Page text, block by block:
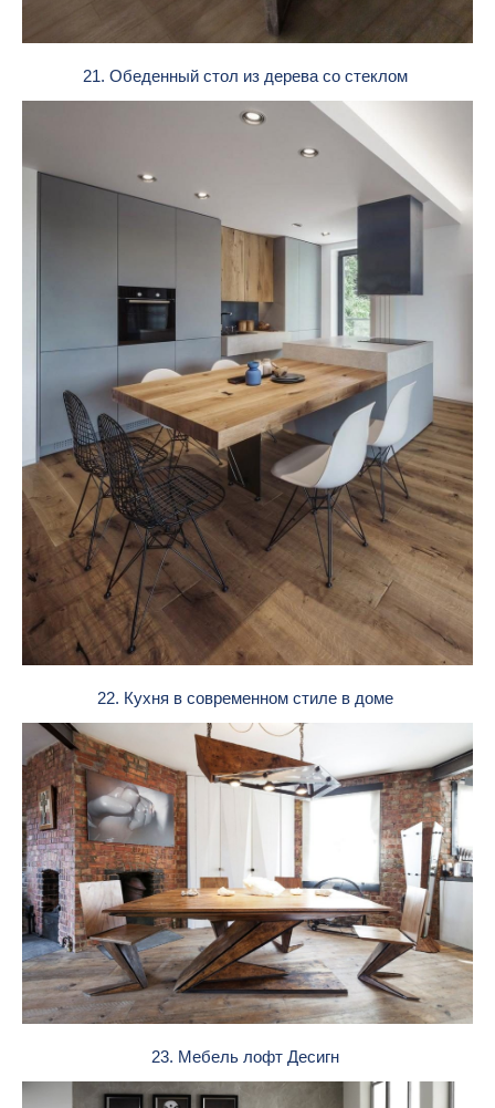
21. Обеденный стол из дерева со стеклом
22. Кухня в современном стиле в доме
23. Мебель лофт Десигн